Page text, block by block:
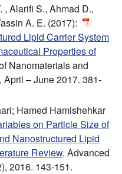
, Alarifi S., Ahmad D.,
A. E. (2017):
Lipid Carrier System
Properties of
Nanomaterials and
April – June 2017. 381-
Hamed Hamishehkar
on Particle Size of
Nanostructured Lipid
Review. Advanced
2016. 143-151.